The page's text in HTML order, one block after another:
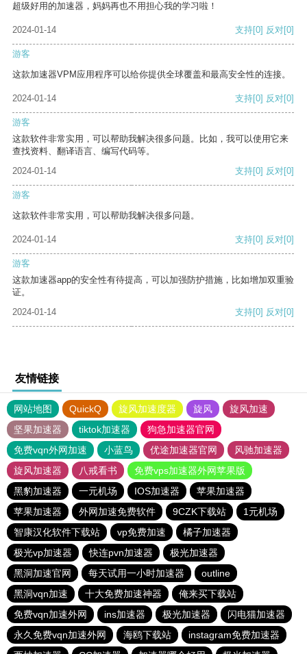
超级好用的加速器，妈妈再也不用担心我的学习啦！
2024-01-14 支持[0] 反对[0]
游客
这款加速器VPM应用程序可以给你提供全球覆盖和最高安全性的连接。
2024-01-14 支持[0] 反对[0]
游客
这款软件非常实用，可以帮助我解决很多问题。比如，我可以使用它来
查找资料、翻译语言、编写代码等。
2024-01-14
支持[0] 反对[0]
游客
这款软件非常实用，可以帮助我解决很多问题。
2024-01-14 支持[0] 反对[0]
游客
这款加速器app的安全性有待提高，可以加强防护措施，比如增加双重验
证。
2024-01-14
支持[0] 反对[0]
友情链接
网站地图 QuickQ 旋风加速度器 旋风
旋风加速
坚果加速器
tiktok加速器
狗急加速器官网
免费vqn外网加速
小蓝鸟 优途加速器官网
风驰加速器
旋风加速器
八戒看书
免费vps加速器外网苹果版
黑豹加速器
一元机场 IOS加速器
苹果加速器
苹果加速器
外网加速免费软件 9CZK下载站
1元机场
智康汉化软件下载站
vp免费加速
橘子加速器
极光vp加速器
快连pvn加速器
极光加速器
黑洞加速官网
每天试用一小时加速器
outline
黑洞vqn加速
十大免费加速神器
俺来买下载站
免费vqn加速外网
ins加速器 极光加速器
闪电猫加速器
永久免费vqn加速外网
海鸥下载站
instagram免费加速器